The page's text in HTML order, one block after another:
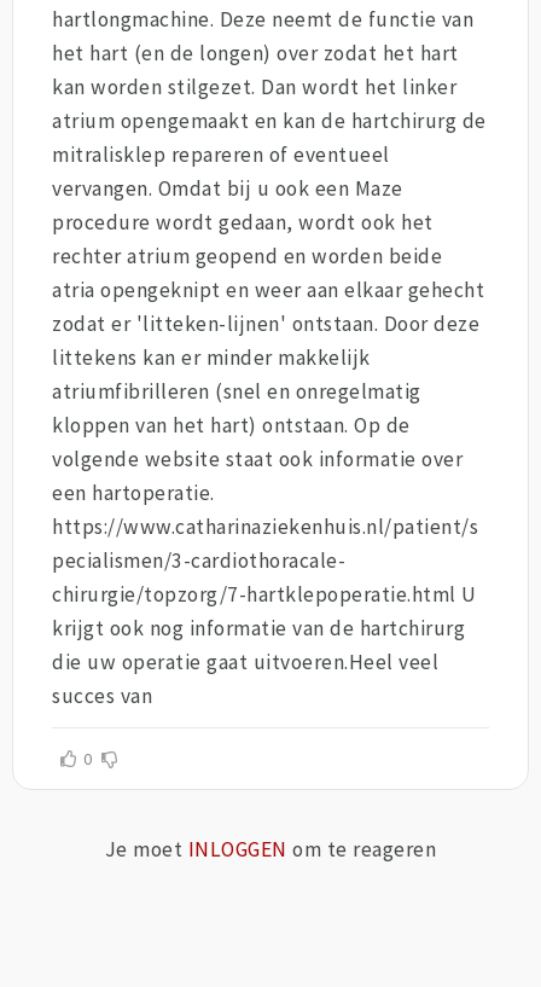
hartlongmachine. Deze neemt de functie van
het hart (en de longen) over zodat het hart
kan worden stilgezet. Dan wordt het linker
atrium opengemaakt en kan de hartchirurg de
mitralisklep repareren of eventueel
vervangen. Omdat bij u ook een Maze
procedure wordt gedaan, wordt ook het
rechter atrium geopend en worden beide
atria opengeknipt en weer aan elkaar gehecht
zodat er 'litteken-lijnen' ontstaan. Door deze
littekens kan er minder makkelijk
atriumfibrilleren (snel en onregelmatig
kloppen van het hart) ontstaan. Op de
volgende website staat ook informatie over
een hartoperatie.
https://www.catharinaziekenhuis.nl/patient/s
pecialismen/3-cardiothoracale-
chirurgie/topzorg/7-hartklepoperatie.html U
krijgt ook nog informatie van de hartchirurg
die uw operatie gaat uitvoeren.Heel veel
succes van
0
Je moet INLOGGEN om te reageren